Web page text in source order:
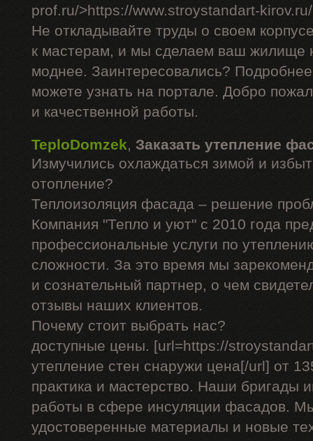
prof.ru/>https://www.stroystandart-
Не откладывайте труды о своем
к мастерам, и мы сделаем ваш жилище
моднее. Заинтересовались?
можете узнать на портале. Добро
и качественной работы.
TeploDomzek, Заказать утепление
Измучились охлаждаться зимой и
отопление?
Теплоизоляция фасада – решение
Компания "Тепло и уют" с 2010 года
профессиональные услуги по
сложности. За это время мы
и сознательный партнер, о чем
отзывы наших клиентов.
Почему стоит выбрать нас?
доступные цены. [url=https://
утепление стен снаружи цена[/url] от
практика и мастерство. Наши бригады
работы в сфере инсуляции фасадов.
удостоверенные материалы и новые